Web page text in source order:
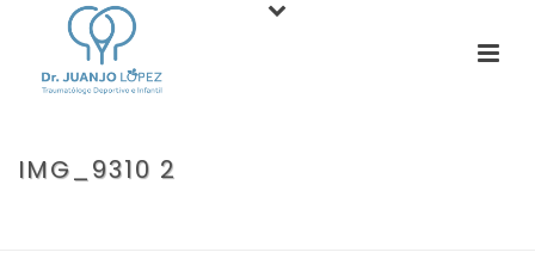
IMG_9310 2